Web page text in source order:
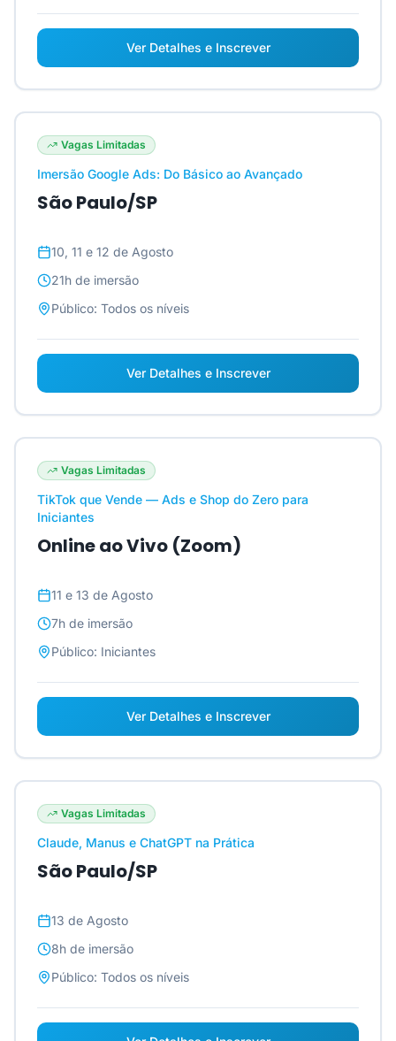
Ver Detalhes e Inscrever
Vagas Limitadas
Imersão Google Ads: Do Básico ao Avançado
São Paulo/SP
10, 11 e 12 de Agosto
21h de imersão
Público: Todos os níveis
Ver Detalhes e Inscrever
Vagas Limitadas
TikTok que Vende — Ads e Shop do Zero para
Iniciantes
Online ao Vivo (Zoom)
11 e 13 de Agosto
7h de imersão
Público: Iniciantes
Ver Detalhes e Inscrever
Vagas Limitadas
Claude, Manus e ChatGPT na Prática
São Paulo/SP
13 de Agosto
8h de imersão
Público: Todos os níveis